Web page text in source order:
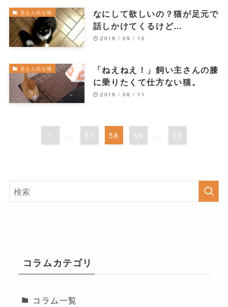
甘えん坊な猫
なにして欲しいの？猫が足元で
話しかけてくるけど…
2019 / 09 / 10
甘えん坊な猫
「ねえねえ！」飼い主さんの膝
に乗りたくて仕方ない猫。
2019 / 08 / 11
1 ... 57 58 59 ... 68
コラムカテゴリ
コラム一覧